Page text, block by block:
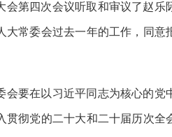
会第四次会议听取和审议了赵
大常委会过去一年的工作，同
会要在以习近平同志为核心的
贯彻党的二十大和二十届历次